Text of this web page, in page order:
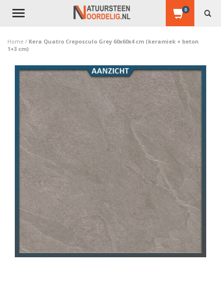
Toggle
0
Home / Kera Quatro Creposculo Grey 60x60x4 cm (keramiek + beton
1+3 cm)